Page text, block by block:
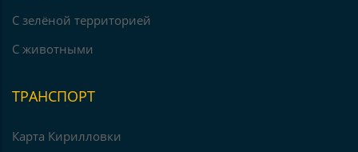
С зелёной территорией
С животными
ТРАНСПОРТ
Карта Кирилловки